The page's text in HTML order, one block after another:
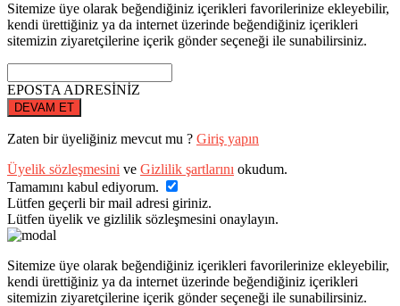
Sitemize üye olarak beğendiğiniz içerikleri favorilerinize ekleyebilir,
kendi ürettiğiniz ya da internet üzerinde beğendiğiniz içerikleri
sitemizin ziyaretçilerine içerik gönder seçeneği ile sunabilirsiniz.
EPOSTA ADRESİNİZ
DEVAM ET
Zaten bir üyeliğiniz mevcut mu ? Giriş yapın
Üyelik sözleşmesini ve Gizlilik şartlarını okudum.
Tamamını kabul ediyorum.
Lütfen geçerli bir mail adresi giriniz.
Lütfen üyelik ve gizlilik sözleşmesini onaylayın.
Sitemize üye olarak beğendiğiniz içerikleri favorilerinize ekleyebilir,
kendi ürettiğiniz ya da internet üzerinde beğendiğiniz içerikleri
sitemizin ziyaretçilerine içerik gönder seçeneği ile sunabilirsiniz.